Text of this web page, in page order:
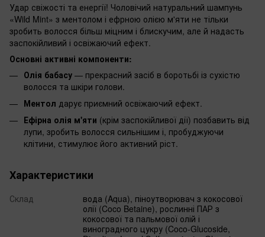
Удар свіжості та енергії! Чоловічий натуральний шампунь
«Wild Mint» з ментолом і ефрною олією м'яти не тільки
зробить волосся більш міцним і блискучим, але й надасть
заспокійливий і освіжаючий ефект.
Основні активні компоненти:
Олія бабасу — прекрасний засіб в боротьбі із сухістю
волосся та шкіри голови.
Ментол дарує приємний освіжаючий ефект.
Ефірна олія м'яти (крім заспокійливої дії) позбавить від
лупи, зробить волосся сильнішим і, пробуджуючи
клітини, стимулює його активний ріст.
Характеристики
Склад
вода (Aqua), піноутворювач з кокосової
олії (Coco Betaine), рослинні ПАР з
кокосової та пальмової олій і
виноградного цукру (Coco-Glucoside,